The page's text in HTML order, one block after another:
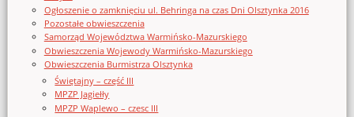
Ogłoszenie o zamknięciu ul. Behringa na czas Dni Olsztynka 2016
Pozostałe obwieszczenia
Samorząd Województwa Warmińsko-Mazurskiego
Obwieszczenia Wojewody Warmińsko-Mazurskiego
Obwieszczenia Burmistrza Olsztynka
Świętajny – część III
MPZP Jagiełły
MPZP Waplewo – czesc III